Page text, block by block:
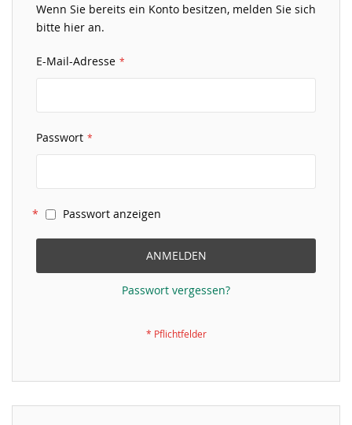
Wenn Sie bereits ein Konto besitzen, melden Sie sich
bitte hier an.
E-Mail-Adresse
Passwort
Passwort anzeigen
ANMELDEN
Passwort vergessen?